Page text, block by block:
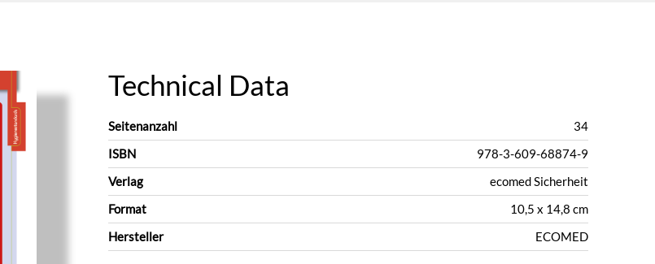
Technical Data
Seitenanzahl
34
ISBN
978-3-609-68874-9
Verlag
ecomed Sicherheit
Format
10,5 x 14,8 cm
Hersteller
ECOMED